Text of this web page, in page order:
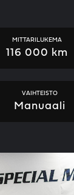
MITTARILUKEMA
116 000 km
VAIHTEISTO
Manuaali